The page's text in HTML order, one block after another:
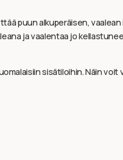
puun alkuperäisen,
ja vaalentaa jo
sisätiloihin. Näin